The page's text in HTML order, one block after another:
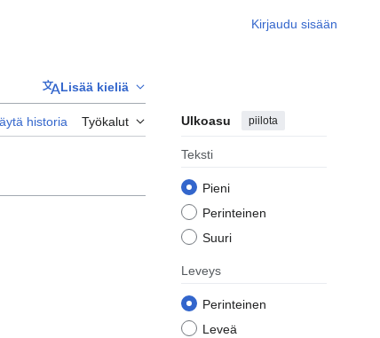
Kirjaudu sisään
Lisää kieliä
historia Työkalut Ulkoasu piilota
Teksti
Pieni
Perinteinen
Suuri
Leveys
Perinteinen
Leveä